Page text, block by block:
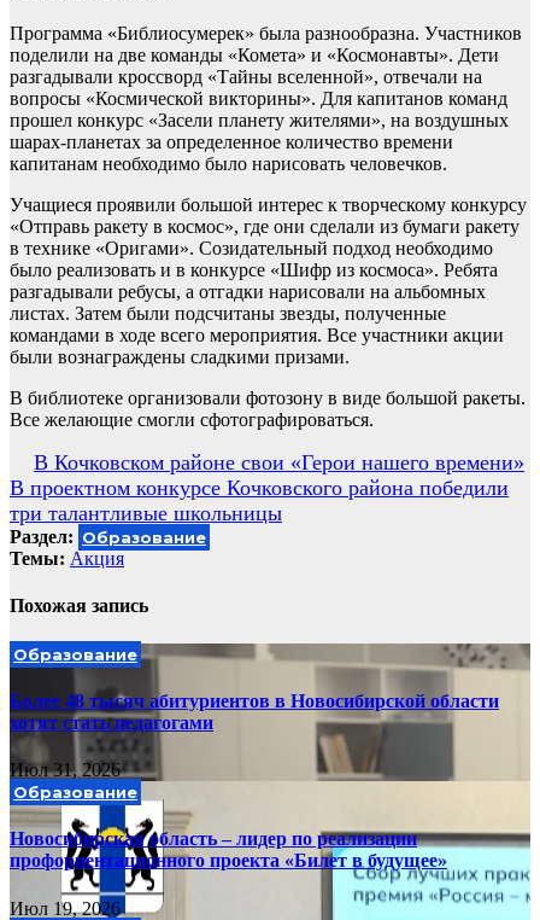
Программа «Библиосумерек» была разнообразна. Участников
поделили на две команды «Комета» и «Космонавты». Дети
разгадывали кроссворд «Тайны вселенной», отвечали на
вопросы «Космической викторины». Для капитанов команд
прошел конкурс «Засели планету жителями», на воздушных
шарах-планетах за определенное количество времени
капитанам необходимо было нарисовать человечков.
Учащиеся проявили большой интерес к творческому конкурсу
«Отправь ракету в космос», где они сделали из бумаги ракету
в технике «Оригами». Созидательный подход необходимо
было реализовать и в конкурсе «Шифр из космоса». Ребята
разгадывали ребусы, а отгадки нарисовали на альбомных
листах. Затем были подсчитаны звезды, полученные
командами в ходе всего мероприятия. Все участники акции
были вознаграждены сладкими призами.
В библиотеке организовали фотозону в виде большой ракеты.
Все желающие смогли сфотографироваться.
Навигация
по
записям
В Кочковском районе свои «Герои нашего времени»
В проектном конкурсе Кочковского района победили
три талантливые школьницы
Раздел: Образование
Темы: Акция
Похожая запись
Образование
Более 48 тысяч абитуриентов в Новосибирской области
хотят стать педагогами
Июл 31, 2026
Образование
Новосибирская область – лидер по реализации
профориентационного проекта «Билет в будущее»
Июл 19, 2026